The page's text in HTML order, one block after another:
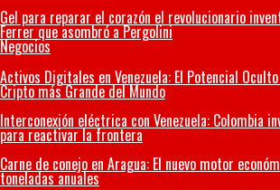
Gel para reparar el corazón el revolucionario
Ferrer que asombró a Pergolini
Negocios
Activos Digitales en Venezuela: El Potencial
Cripto más Grande del Mundo
Interconexión eléctrica con Venezuela: Colombia
para reactivar la frontera
Carne de conejo en Aragua: El nuevo motor
toneladas anuales